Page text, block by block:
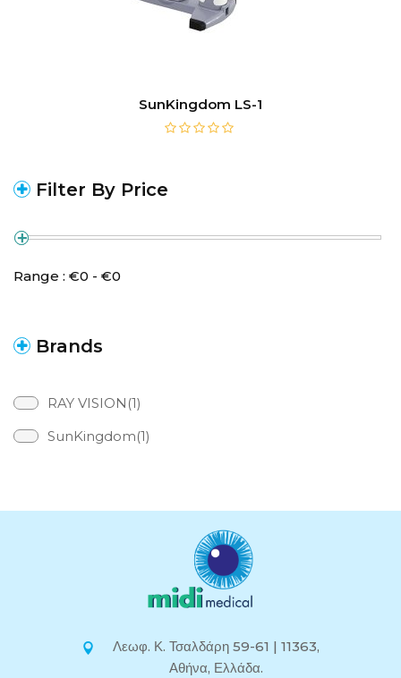
Filter By Price
Range : €0 - €0
Brands
RAY VISION(1)
SunKingdom(1)
SunKingdom LS-1
Λεωφ. Κ. Τσαλδάρη 59-61 | 11363,
Αθήνα, Ελλάδα.